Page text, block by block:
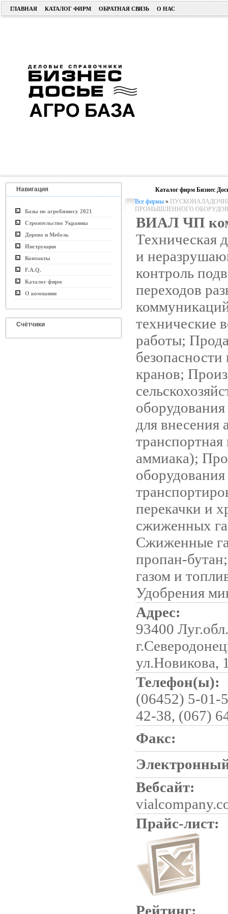
ГЛАВНАЯ КАТАЛОГ ФИРМ ОБРАТНАЯ СВЯЗЬ О НАС
Навигация
Базы по агробизнесу 2021
Строительство Украины
Дерево и Мебель
Инструкция
Контакты
F.A.Q.
Каталог фирм
О компании
Счётчики
Каталог фирм Бизнес
Все фирмы »
ПРОМЫШЛЕННОГО
ВИАЛ ЧП
Техническая
и
контроль
переходов
технические
работы;
кранов;
для внесения
транспортная
аммиака);
оборудования
перекачки и
сжиженных
Сжиженные
пропан-
газом и
Удобрения
Адрес:
93400
ул.Новикова,
Телефон(ы):
(06452) 5-01-
42-38, (067)
Факс:
Вебсайт:
Прайс-лист:
Рейтинг: